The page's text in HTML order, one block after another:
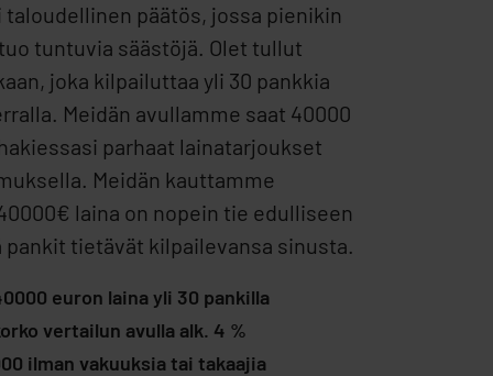
taloudellinen päätös, jossa pienikin
tuntuvia säästöjä. Olet tullut
joka kilpailuttaa yli 30 pankkia
Meidän avullamme saat 40000
parhaat lainatarjoukset
Meidän kauttamme
laina on nopein tie edulliseen
pankit tietävät kilpailevansa sinusta.
euron laina yli 30 pankilla
vertailun avulla alk. 4 %
ilman vakuuksia tai takaajia